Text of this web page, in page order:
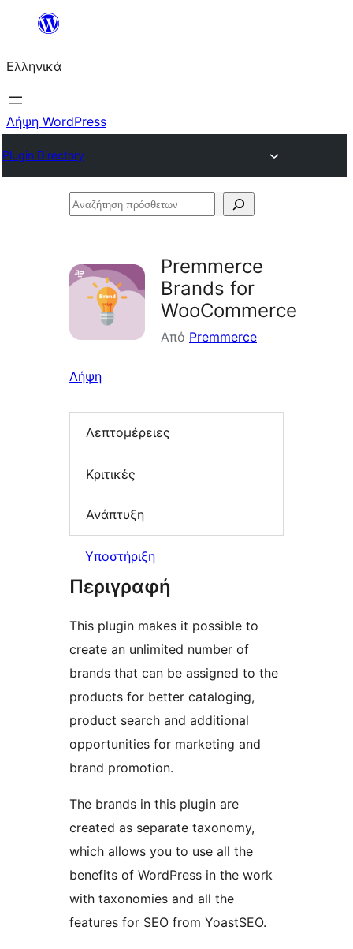
Μετάβαση
περιεχόμενο
Ελληνικά
Λήψη WordPress
Plugin Directory
Αναζήτηση
Premmerce
Brands for
WooCommerce
Από Premmerce
Λήψη
Λεπτομέρειες
Κριτικές
Ανάπτυξη
Υποστήριξη
Περιγραφή
This plugin makes it possible to
create an unlimited number of
brands that can be assigned to the
products for better cataloging,
product search and additional
opportunities for marketing and
brand promotion.
The brands in this plugin are
created as separate taxonomy,
which allows you to use all the
benefits of WordPress in the work
with taxonomies and all the
features for SEO from YoastSEO.